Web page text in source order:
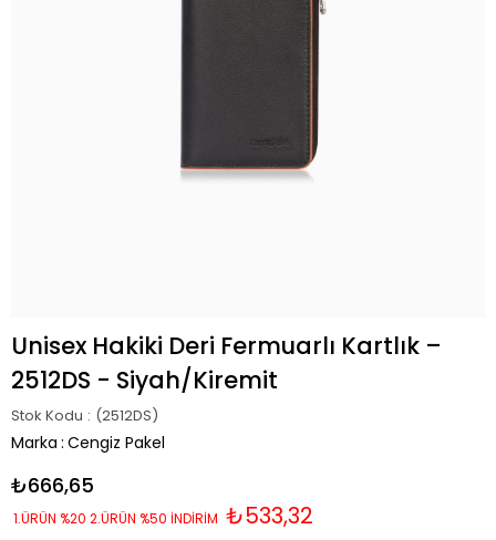
Unisex Hakiki Deri Fermuarlı Kartlık –
2512DS - Siyah/Kiremit
Stok Kodu (2512DS)
Marka : Cengiz Pakel
₺666,65
1.ÜRÜN %20 2.ÜRÜN %50 İNDİRİM ₺533,32